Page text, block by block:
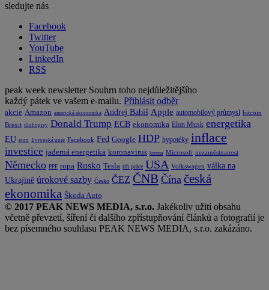
sledujte nás
Facebook
Twitter
YouTube
LinkedIn
RSS
peak week newsletter Souhrn toho nejdůležitějšího
každý pátek ve vašem e-mailu. Přihlásit odběr
akcie Amazon americká ekonomika Andrej Babiš Apple automobilový průmysl bitcoin
Brexit dluhopisy Donald Trump ECB ekonomika Elon Musk energetika
EU euro Evropská unie Facebook Fed Google HDP hypotéky inflace
investice jaderná energetika koronavirus koruna Microsoft nezaměstnanost
Německo PPF ropa Rusko Tesla trh práce USA Volkswagen válka na
Ukrajině úrokové sazby Česko ČEZ ČNB Čína česká
ekonomika Škoda Auto
© 2017 PEAK NEWS MEDIA, s.r.o. Jakékoliv užití obsahu
včetně převzetí, šíření či dalšího zpřístupňování článků a fotografií je
bez písemného souhlasu PEAK NEWS MEDIA, s.r.o. zakázáno.